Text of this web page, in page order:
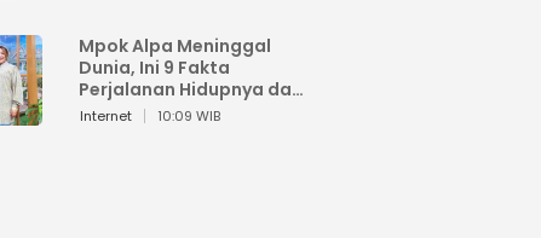
Mpok Alpa Meninggal
Dunia, Ini 9 Fakta
Perjalanan Hidupnya dari
Viral hingga Puncak
Internet 10:09 WIB